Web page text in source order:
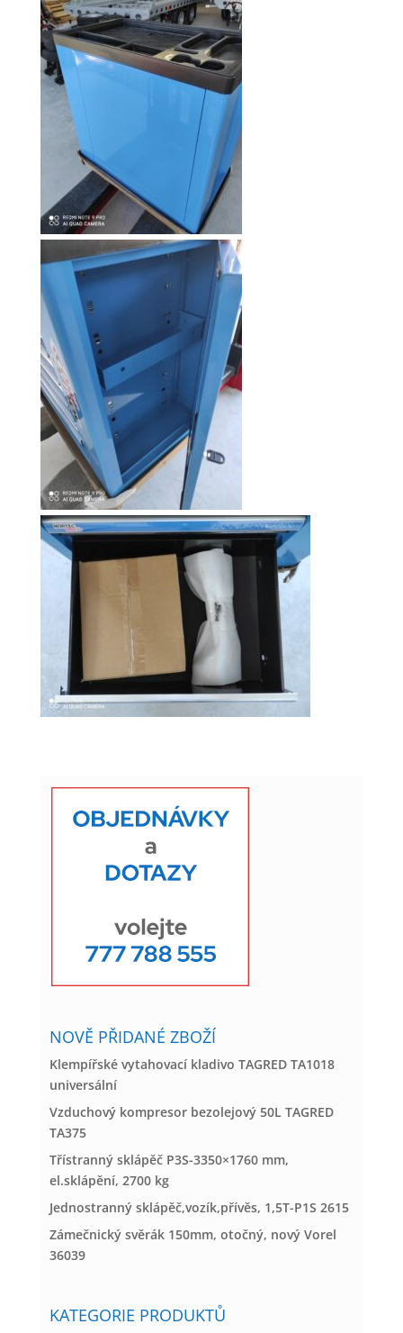
NOVĚ PŘIDANÉ ZBOŽÍ
Klempířské vytahovací kladivo TAGRED TA1018
universální
Vzduchový kompresor bezolejový 50L TAGRED
TA375
Třístranný sklápěč P3S-3350×1760 mm,
el.sklápění, 2700 kg
Jednostranný sklápěč,vozík,přívěs, 1,5T-P1S 2615
Zámečnický svěrák 150mm, otočný, nový Vorel
36039
KATEGORIE PRODUKTŮ